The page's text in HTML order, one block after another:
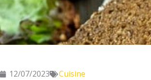
12/07/2023 Cuisine